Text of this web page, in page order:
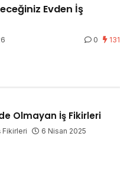
Evden İş
0 131
Olmayan İş Fikirleri
Fikirleri 6 Nisan 2025